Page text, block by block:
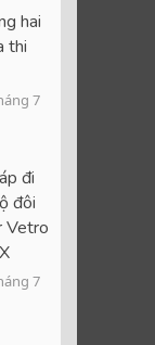
hai
thi
7
đi
đôi
Vetro
7